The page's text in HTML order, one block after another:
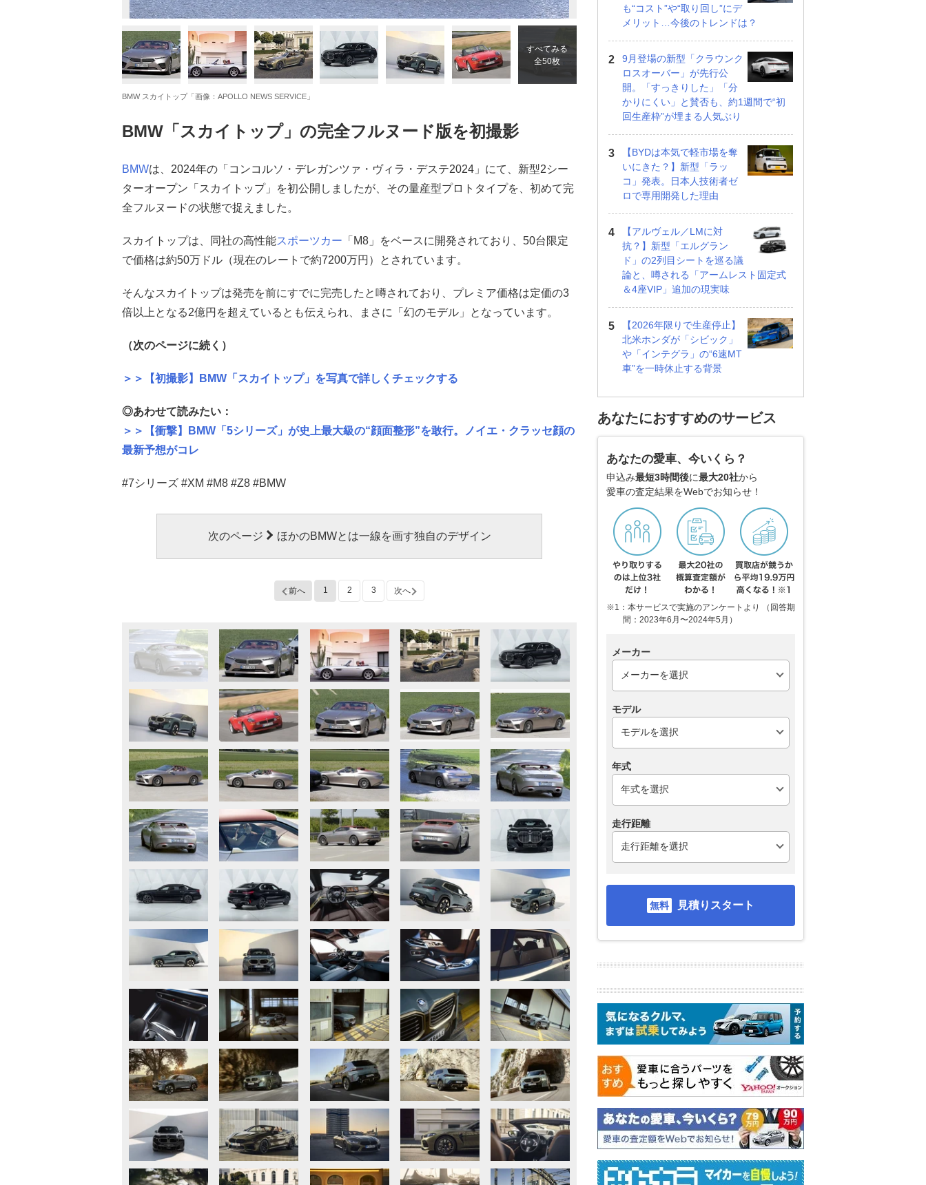
すべてみる
全50枚
BMW スカイトップ「画像：APOLLO NEWS SERVICE」
BMW「スカイトップ」の完全フルヌード版を初撮影
BMWは、2024年の「コンコルソ・デレガンツァ・ヴィラ・デステ2024」にて、新型2シー
ターオープン「スカイトップ」を初公開しましたが、その量産型プロトタイプを、初めて完
全フルヌードの状態で捉えました。
スカイトップは、同社の高性能スポーツカー 「M8」をベースに開発されており、50台限定
で価格は約50万ドル（現在のレートで約7200万円）とされています。
そんなスカイトップは発売を前にすでに完売したと噂されており、プレミア価格は定価の3
倍以上となる2億円を超えているとも伝えられ、まさに「幻のモデル」となっています。
（次のページに続く）
＞＞【初撮影】BMW「スカイトップ」を写真で詳しくチェックする
◎あわせて読みたい：
＞＞【衝撃】BMW「5シリーズ」が史上最大級の“顔面整形”を敢行。ノイエ・クラッセ顔の
最新予想がコレ
#7シリーズ #XM #M8 #Z8 #BMW
次のページ ほかのBMWとは一線を画す独自のデザイン
前へ 1 2 3 次へ
も“コスト”や“取り回し”にデ
メリット…今後のトレンドは？
9月登場の新型「クラウンク
ロスオーバー」が先行公
開。「すっきりした」「分
かりにくい」と賛否も、約1週間で“初
回生産枠”が埋まる人気ぶり
【BYDは本気で軽市場を奪
いにきた？】新型「ラッ
コ」発表。日本人技術者ゼ
ロで専用開発した理由
【アルヴェル／LMに対
抗？】新型「エルグラン
ド」の2列目シートを巡る議
論と、噂される「アームレスト固定式
＆4座VIP」追加の現実味
【2026年限りで生産停止】
北米ホンダが「シビック」
や「インテグラ」の“6速MT
車”を一時休止する背景
あなたにおすすめのサービス
あなたの愛車、今いくら？
申込み最短3時間後に最大20社から
愛車の査定結果をWebでお知らせ！
※1：本サービスで実施のアンケートより （回答期
間：2023年6月〜2024年5月）
メーカー
モデル
年式
走行距離
見積りスタート